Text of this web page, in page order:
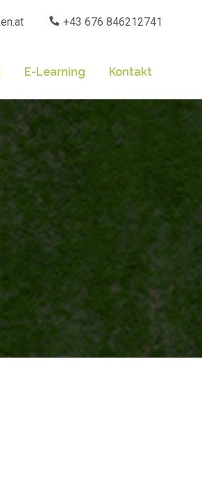
+43 676 846212741
E-Learning Kontakt